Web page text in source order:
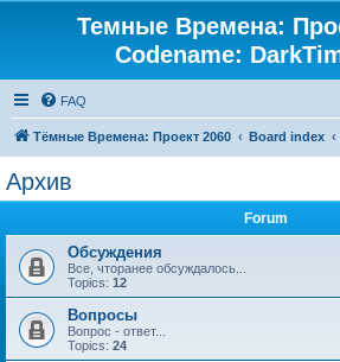
Темные Времена:
Codename:
FAQ
Тёмные Времена: Проект 2060 Board index
Архив
Forum
Обсуждения
Все, чторанее обсуждалось...
Topics: 12
Вопросы
Вопрос - ответ...
Topics: 24